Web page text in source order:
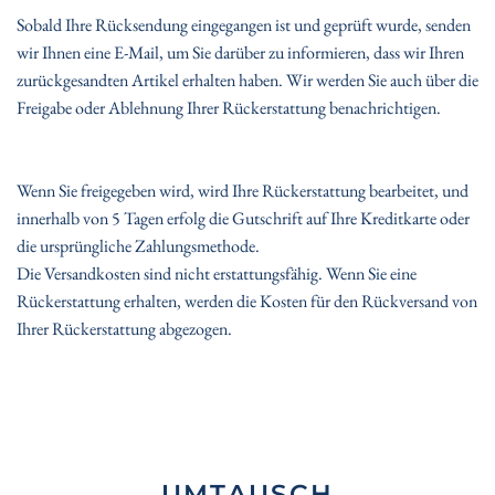
Sobald Ihre Rücksendung eingegangen ist und geprüft wurde, senden
wir Ihnen eine E-Mail, um Sie darüber zu informieren, dass wir Ihren
zurückgesandten Artikel erhalten haben. Wir werden Sie auch über die
Freigabe oder Ablehnung Ihrer Rückerstattung benachrichtigen.
Wenn Sie freigegeben wird, wird Ihre Rückerstattung bearbeitet, und
innerhalb von 5 Tagen erfolg die Gutschrift auf Ihre Kreditkarte oder
die ursprüngliche Zahlungsmethode.
Die Versandkosten sind nicht erstattungsfähig. Wenn Sie eine
Rückerstattung erhalten, werden die Kosten für den Rückversand von
Ihrer Rückerstattung abgezogen.